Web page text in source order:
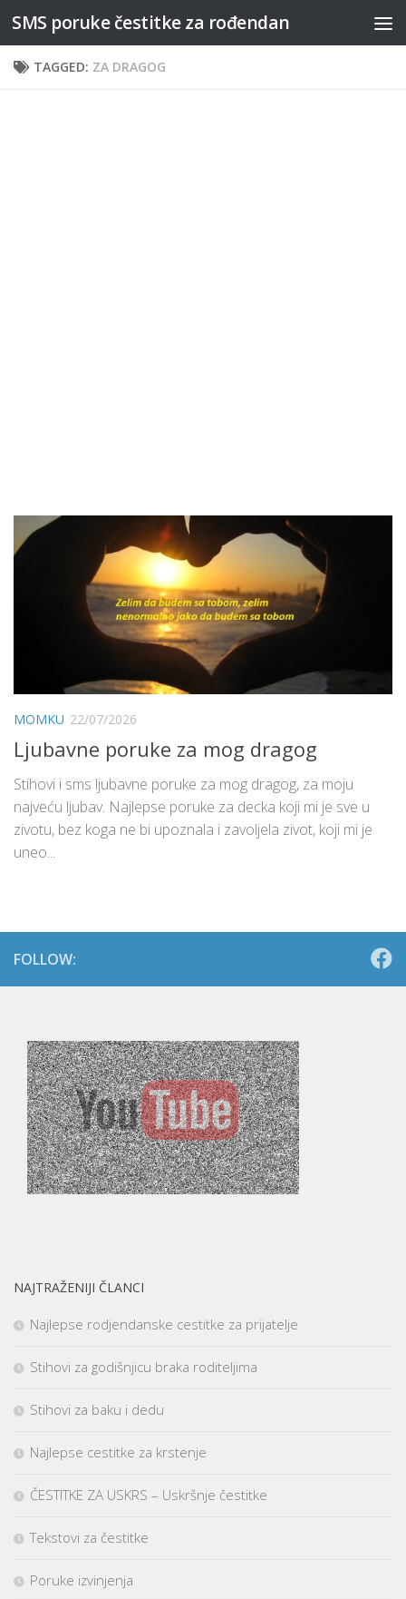
Skip to content
SMS poruke čestitke za rođendan
TAGGED: ZA DRAGOG
MOMKU 22/07/2026
Ljubavne poruke za mog dragog
Stihovi i sms ljubavne poruke za mog dragog, za moju
najveću ljubav. Najlepse poruke za decka koji mi je sve u
zivotu, bez koga ne bi upoznala i zavoljela zivot, koji mi je
uneo...
FOLLOW:
NAJTRAŽENIJI ČLANCI
Najlepse rodjendanske cestitke za prijatelje
Stihovi za godišnjicu braka roditeljima
Stihovi za baku i dedu
Najlepse cestitke za krstenje
ČESTITKE ZA USKRS – Uskršnje čestitke
Tekstovi za čestitke
Poruke izvinjenja